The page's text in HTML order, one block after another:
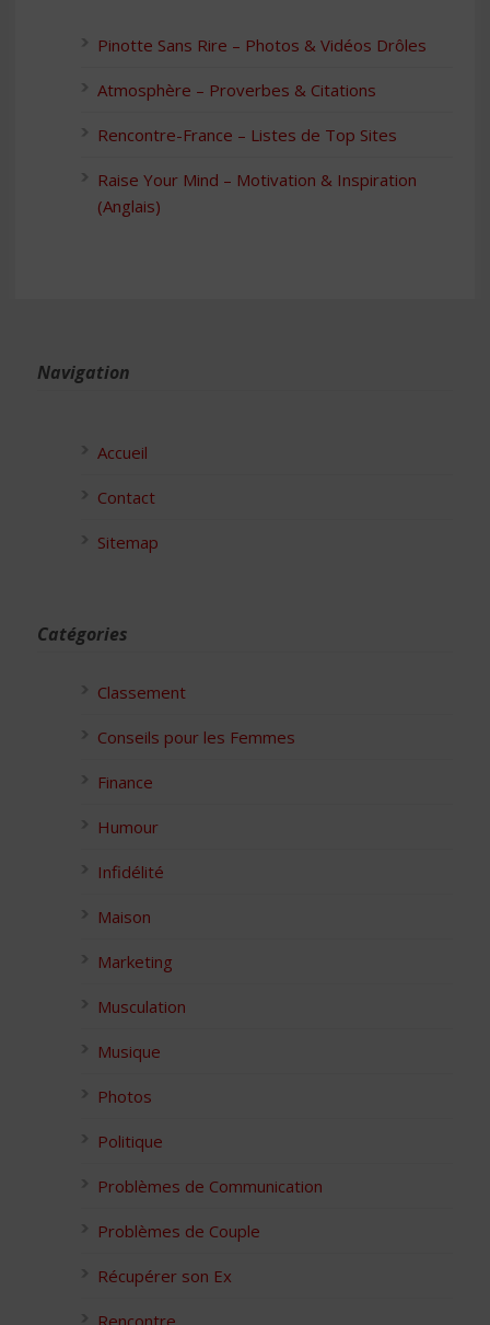
Pinotte Sans Rire – Photos & Vidéos Drôles
Atmosphère – Proverbes & Citations
Rencontre-France – Listes de Top Sites
Raise Your Mind – Motivation & Inspiration
(Anglais)
Navigation
Accueil
Contact
Sitemap
Catégories
Classement
Conseils pour les Femmes
Finance
Humour
Infidélité
Maison
Marketing
Musculation
Musique
Photos
Politique
Problèmes de Communication
Problèmes de Couple
Récupérer son Ex
Rencontre